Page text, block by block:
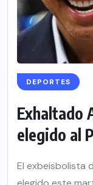
DEPORTES
Exhaltado
elegido al
El exbeisbolista